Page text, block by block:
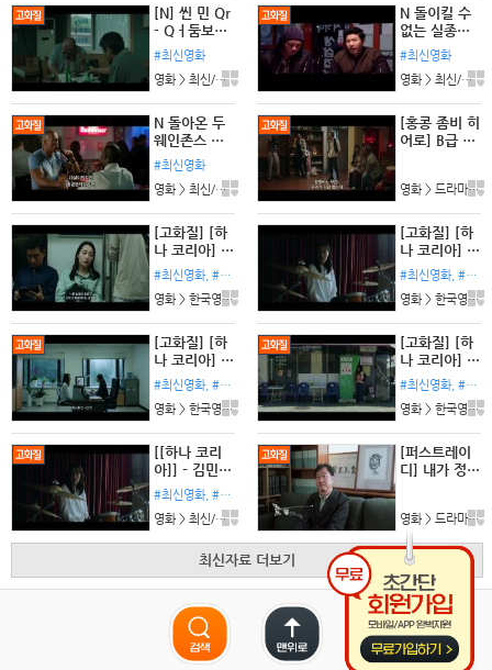
[N] 씬 민 Qr
- Qㅓ둠보ㄷr
더 무써운 진
실의 눈
#최신영화
영화 > 최신/미개봉 l 댓글:0개
N 돌이킬 수
없는 실종사
건 합체들 [
육 식 사 장 ]
FHD 1080
5.1
#최신영화
영화 > 최신/미개봉 l 댓글:5개
N 돌아온 두
웨인존스 액
션범죄 [ 도
시 탈 출 ] 공
식자막 초고
화질 FHD5.1
#최신영화
영화 > 최신/미개봉 l 댓글:6개
[홍콩 좀비 히
어로] B급 좀
천국이 된 홍
콩에 히어로_
bkmv
영화 > 드라마 l 댓글:0개
[고화질] [하
나 코리아] 낯
선 곳에서 다
시 1080p.H
264-WANN
A[김민하, 김
주령]
#최신영화, #한국영화, #김민하, #하나코리아
영화 > 한국영화 l 댓글:0개
[고화질] [하
나 코리아] 낯
선 곳에서 다
시 1080p.H
EVC-WANN
A[김민하, 김
주령]
#최신영화, #한국영화, #김민하, #하나코리아
영화 > 한국영화 l 댓글:0개
[고화질] [하
나 코리아] 낯
선 곳에서 다
시 1080p.H
264-WANN
A[김민하, 김
주령]
#최신영화, #한국영화, #김민하, #하나코리아
영화 > 한국영화 l 댓글:0개
[고화질] [하
나 코리아] 낯
선 곳에서 다
시 1080p.H
EVC-WANN
A[김민하, 김
주령]
#최신영화, #한국영화, #김민하, #하나코리아
영화 > 한국영화 l 댓글:0개
[[하나 코리
아]] - 김민
하,김주령 -
힘든 건 상관
없습니다. 해
내면 됩니다
#최신영화, #한국영화, #김민하, #하나코리아
영화 > 최신/미개봉 l 댓글:0개
[퍼스트레이
디] 내가 정권
사하지 못 할
거야_bkmv
영화 > 드라마 l 댓글:0개
최신자료 더보기